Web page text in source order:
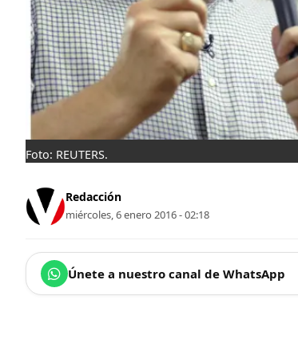
Foto: REUTERS.
Redacción
miércoles, 6 enero 2016 - 02:18
Únete a nuestro canal de WhatsApp